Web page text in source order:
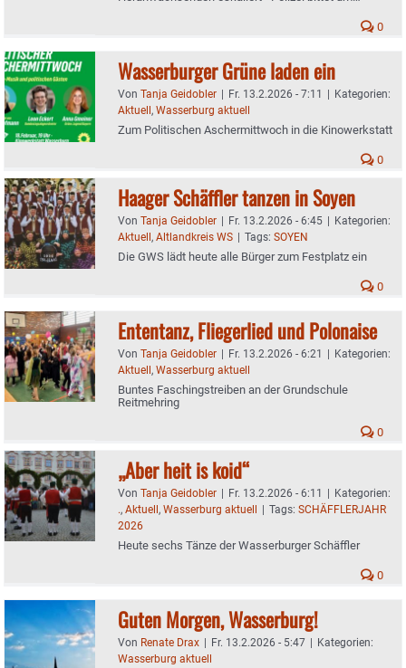
0
Wasserburger Grüne laden ein
Von Tanja Geidobler | Fr. 13.2.2026 - 7:11 | Kategorien:
Aktuell, Wasserburg aktuell
Zum Politischen Aschermittwoch in die Kinowerkstatt
0
Haager Schäffler tanzen in Soyen
Von Tanja Geidobler | Fr. 13.2.2026 - 6:45 | Kategorien:
Aktuell, Altlandkreis WS | Tags: SOYEN
Die GWS lädt heute alle Bürger zum Festplatz ein
0
Ententanz, Fliegerlied und Polonaise
Von Tanja Geidobler | Fr. 13.2.2026 - 6:21 | Kategorien:
Aktuell, Wasserburg aktuell
Buntes Faschingstreiben an der Grundschule
Reitmehring
0
„Aber heit is koid“
Von Tanja Geidobler | Fr. 13.2.2026 - 6:11 | Kategorien:
., Aktuell, Wasserburg aktuell | Tags: SCHÄFFLERJAHR
2026
Heute sechs Tänze der Wasserburger Schäffler
0
Guten Morgen, Wasserburg!
Von Renate Drax | Fr. 13.2.2026 - 5:47 | Kategorien:
Wasserburg aktuell